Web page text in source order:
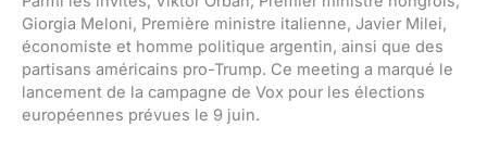
Giorgia Meloni, Première ministre italienne, Javier Milei,
économiste et homme politique argentin, ainsi que des
partisans américains pro-Trump. Ce meeting a marqué le
lancement de la campagne de Vox pour les élections
européennes prévues le 9 juin.